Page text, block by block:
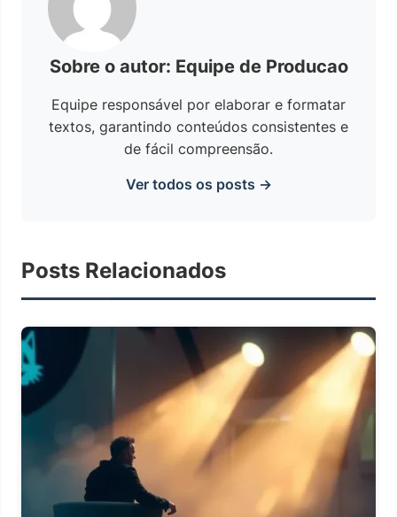
Sobre o autor: Equipe de Producao
Equipe responsável por elaborar e formatar
textos, garantindo conteúdos consistentes e
de fácil compreensão.
Ver todos os posts →
Posts Relacionados